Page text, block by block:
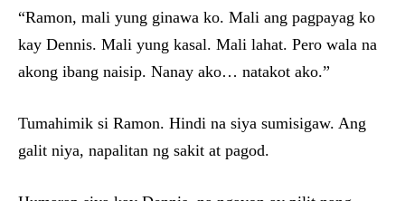
“Ramon, mali yung ginawa ko. Mali ang pagpayag ko
kay Dennis. Mali yung kasal. Mali lahat. Pero wala na
akong ibang naisip. Nanay ako… natakot ako.”
Tumahimik si Ramon. Hindi na siya sumisigaw. Ang
galit niya, napalitan ng sakit at pagod.